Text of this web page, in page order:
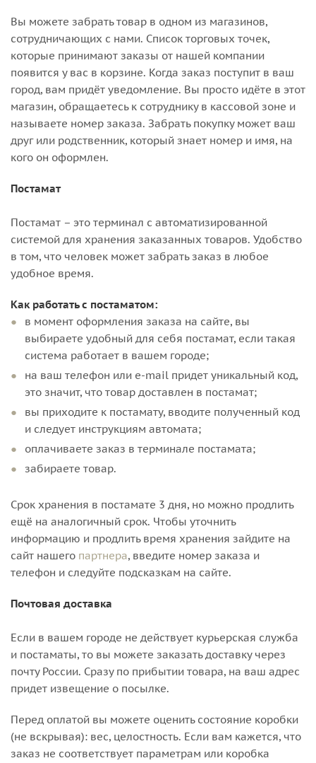
Вы можете забрать товар в одном из магазинов,
сотрудничающих с нами. Список торговых точек,
которые принимают заказы от нашей компании
появится у вас в корзине. Когда заказ поступит в ваш
город, вам придёт уведомление. Вы просто идёте в этот
магазин, обращаетесь к сотруднику в кассовой зоне и
называете номер заказа. Забрать покупку может ваш
друг или родственник, который знает номер и имя, на
кого он оформлен.
Постамат
Постамат – это терминал с автоматизированной
системой для хранения заказанных товаров. Удобство
в том, что человек может забрать заказ в любое
удобное время.
Как работать с постаматом:
в момент оформления заказа на сайте, вы
выбираете удобный для себя постамат, если такая
система работает в вашем городе;
на ваш телефон или e-mail придет уникальный код,
это значит, что товар доставлен в постамат;
вы приходите к постамату, вводите полученный код
и следует инструкциям автомата;
оплачиваете заказ в терминале постамата;
забираете товар.
Срок хранения в постамате 3 дня, но можно продлить
ещё на аналогичный срок. Чтобы уточнить
информацию и продлить время хранения зайдите на
сайт нашего партнера, введите номер заказа и
телефон и следуйте подсказкам на сайте.
Почтовая доставка
Если в вашем городе не действует курьерская служба
и постаматы, то вы можете заказать доставку через
почту России. Сразу по прибытии товара, на ваш адрес
придет извещение о посылке.
Перед оплатой вы можете оценить состояние коробки
(не вскрывая): вес, целостность. Если вам кажется, что
заказ не соответствует параметрам или коробка